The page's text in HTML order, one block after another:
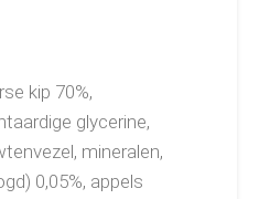
kip 70%,
glycerine,
mineralen,
0,05%, appels